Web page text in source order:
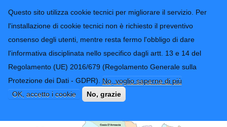
Questo sito utilizza cookie tecnici per migliorare il servizio. Per
l'installazione di cookie tecnici non è richiesto il preventivo
consenso degli utenti, mentre resta fermo l'obbligo di dare
l'informativa disciplinata nello specifico dagli artt. 13 e 14 del
Regolamento (UE) 2016/679 (Regolamento Generale sulla
Protezione dei Dati - GDPR). No, voglio saperne di più
OK, accetto i cookie
No, grazie
Provincia di
Imperia
CONTATTI-URP
TRASPARENZA
Form di ricerca
Elenco e mappa Comuni